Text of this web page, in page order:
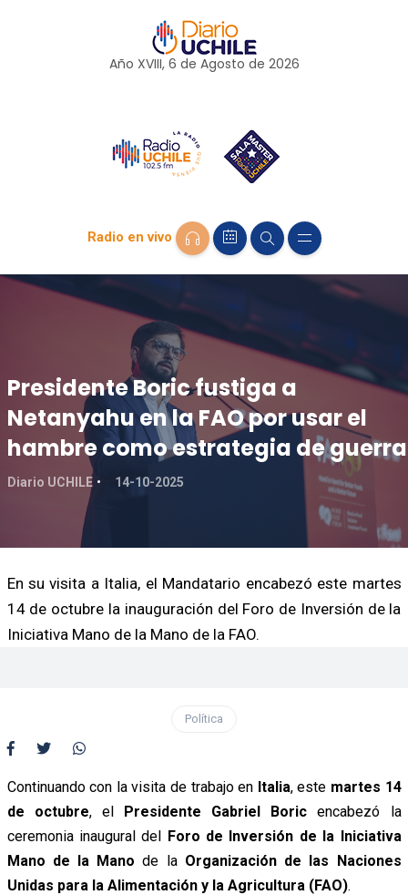
Año XVIII, 6 de Agosto de 2026
Radio en vivo
Presidente Boric fustiga a
Netanyahu en la FAO por usar el
hambre como estrategia de guerra
Diario UCHILE 14-10-2025
En su visita a Italia, el Mandatario encabezó este martes
14 de octubre la inauguración del Foro de Inversión de la
Iniciativa Mano de la Mano de la FAO.
Política
Continuando con la visita de trabajo en Italia, este martes 14
de octubre, el Presidente Gabriel Boric encabezó la
ceremonia inaugural del Foro de Inversión de la Iniciativa
Mano de la Mano de la Organización de las Naciones
Unidas para la Alimentación y la Agricultura (FAO).